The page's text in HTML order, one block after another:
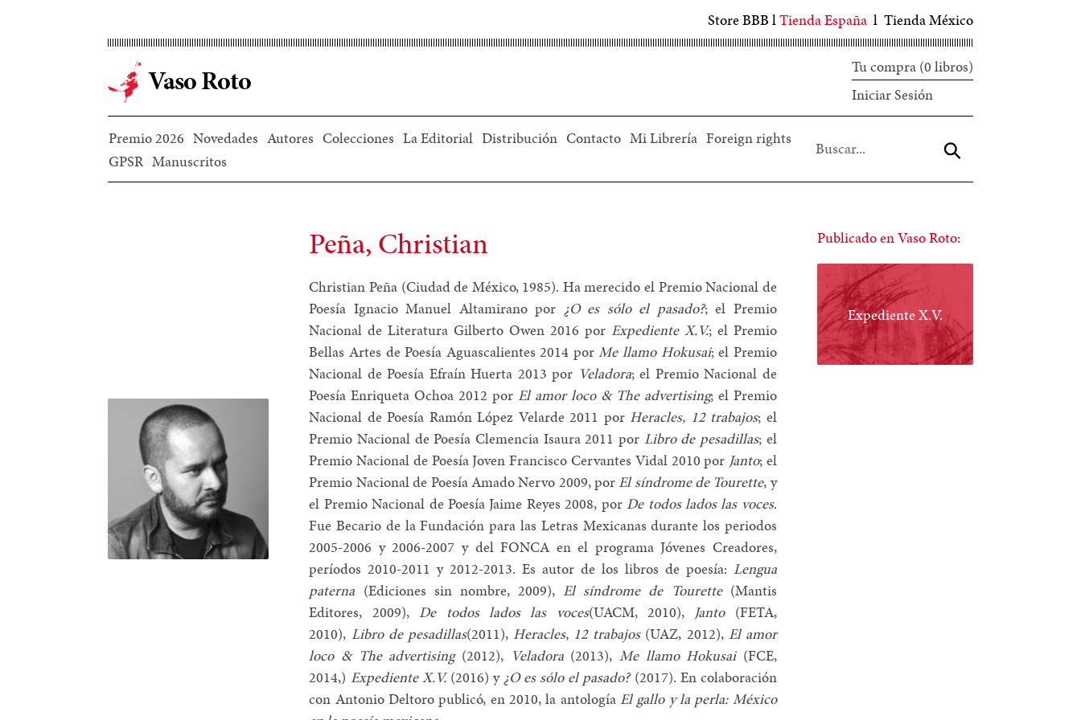
contenido
principal
Store BBB lTienda España l Tienda México
Vaso Roto
Tu compra (0 libros)
Iniciar SesiónIniciar
sesión
Premio 2026 Novedades Autores Colecciones La Editorial Distribución Contacto Mi Librería Foreign rights
GPSR Manuscritos
Peña, Christian
Christian Peña (Ciudad de México, 1985). Ha merecido el Premio Nacional de
Poesía Ignacio Manuel Altamirano por ¿O es sólo el pasado?; el Premio
Nacional de Literatura Gilberto Owen 2016 por Expediente X.V.; el Premio
Bellas Artes de Poesía Aguascalientes 2014 porMe llamo Hokusai; el Premio
Nacional de Poesía Efraín Huerta 2013 por Veladora; el Premio Nacional de
Poesía Enriqueta Ochoa 2012 porEl amor loco & The advertising; el Premio
Nacional de Poesía Ramón López Velarde 2011 por Heracles, 12 trabajos; el
Premio Nacional de Poesía Clemencia Isaura 2011 por Libro de pesadillas; el
Premio Nacional de Poesía Joven Francisco Cervantes Vidal 2010 por Janto; el
Premio Nacional de Poesía Amado Nervo 2009, porEl síndrome de Tourette, y
el Premio Nacional de Poesía Jaime Reyes 2008, porDe todos lados las voces.
Fue Becario de la Fundación para las Letras Mexicanas durante los periodos
2005-2006 y 2006-2007 y del FONCA en el programa Jóvenes Creadores,
períodos 2010-2011 y 2012-2013. Es autor de los libros de poesía: Lengua
paterna (Ediciones sin nombre, 2009),El síndrome de Tourette(Mantis
Editores, 2009),De todos lados las voces(UACM, 2010), Janto(FETA,
2010), Libro de pesadillas(2011), Heracles, 12 trabajos(UAZ, 2012), El amor
loco & The advertising(2012), Veladora (2013), Me llamo Hokusai(FCE,
2014,) Expediente X.V.(2016) y ¿O es sólo el pasado? (2017). En colaboración
con Antonio Deltoro publicó, en 2010, la antologíaEl gallo y la perla: México
Publicado en Vaso Roto:
Expediente X.V.